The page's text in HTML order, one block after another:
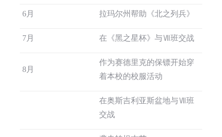
6月 拉玛尔州帮助《北之列兵》
7月 在《黑之星杯》与Ⅶ班交战
8月
作为赛德里克的保镖开始穿
着本校的校服活动
在奥斯吉利亚斯盆地与Ⅶ班
交战